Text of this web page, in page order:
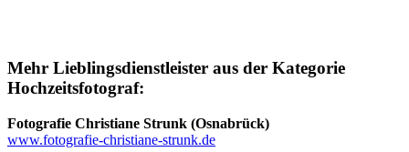
Mehr Lieblingsdienstleister aus der Kategorie
Hochzeitsfotograf:
Fotografie Christiane Strunk (Osnabrück)
www.fotografie-christiane-strunk.de